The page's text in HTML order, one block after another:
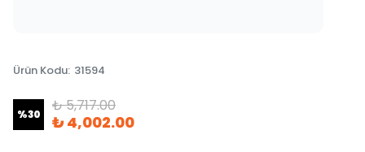
Ürün Kodu: 31594
%30 ₺ 5,717.00
₺ 4,002.00